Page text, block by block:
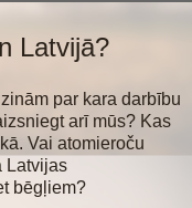
Latvijā?
par kara darbību
arī mūs? Kas
Vai atomieroču
Latvijas
bēgļiem?